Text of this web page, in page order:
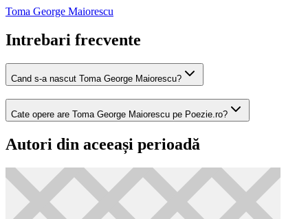
Toma George Maiorescu
Intrebari frecvente
Cand s-a nascut Toma George Maiorescu?
Cate opere are Toma George Maiorescu pe Poezie.ro?
Autori din aceeași perioadă